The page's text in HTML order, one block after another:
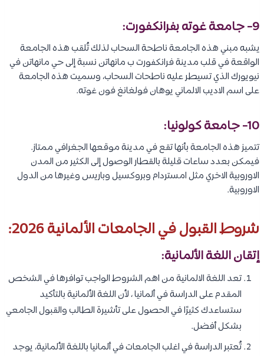
9- جامعة غوته بفرانكفورت:
يشبه مبني هذه الجامعة ناطحة السحاب لذلك تُلقب هذه الجامعة
الواقعة في قلب مدينة فرانكفورت ب مانهاتن نسبة إلى حي مانهاتن في
نيويورك الذي تسيطر عليه ناطحات السحاب، وسميت هذه الجامعة
على اسم الاديب الالماني يوهان فولغانغ فون غوته.
10- جامعة كولونيا:
تتميز هذه الجامعة بأنها تقع في مدينة موقعها الجغرافي ممتاز.
فيمكن بعدد ساعات قليلة بالقطار الوصول إلى الكثير من المدن
الاوروبية الاخري مثل امستردام وبروكسيل وباريس وغيرها من الدول
الاوروبية.
شروط القبول في الجامعات الألمانية 2026:
إتقان اللغة الألمانية:
تعد اللغة الالمانية من اهم الشروط الواجب توافرها في الشخص
المقدم على الدراسة في ألمانيا ، لأن اللغة الألمانية بالتأكيد
ستساعدك كثيرًا في الحصول على تأشيرة الطالب والقبول الجامعي
بشكل أفضل.
تُعتبر الدراسة في اغلب الجامعات في ألمانيا باللغة الألمانية، يوجد